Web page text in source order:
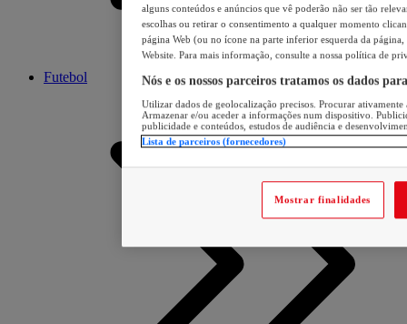
Futebol
alguns conteúdos e anúncios que vê poderão não ser tão
escolhas ou retirar o consentimento a qualquer momento
página Web (ou no ícone na parte inferior esquerda da página,
Website. Para mais informação, consulte a nossa política de
Nós e os nossos parceiros tratamos os dados
Utilizar dados de geolocalização precisos. Procurar
Armazenar e/ou aceder a informações num dispositivo.
publicidade e conteúdos, estudos de audiência e
Lista de parceiros (fornecedores)
Mostrar finalidades